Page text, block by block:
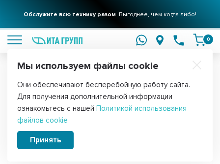
Обслужите всю технику разом Выгоднее, чем когда либо!
Фильтры для вашего домаРешения для очистки воды подробнее
0
Главная
Запчасти для холодильника Beko CS
335020
Мы используем файлы cookie
Они обеспечивают бесперебойную работу сайта.
Для получения дополнительной информации
ознакомьтесь с нашей Политикой использования
файлов cookie
Принять